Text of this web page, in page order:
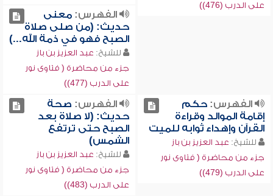
على الدرب (476))
الفهرس:معنى
حديث: (من صلى صلاة
الصبح فهو في ذمة الله...)
للشيخ: عبد العزيز بن باز
جزء من محاضرة ( فتاوى نور
على الدرب (477))
الفهرس:حكم
إقامة الموالد وقراءة
القرآن وإهداء ثوابه للميت
للشيخ: عبد العزيز بن باز
جزء من محاضرة ( فتاوى نور
على الدرب (479))
الفهرس: صحة
حديث: (لا صلاة بعد
الصبح حتى ترتفع
الشمس)
للشيخ: عبد العزيز بن باز
جزء من محاضرة ( فتاوى نور
على الدرب (483))